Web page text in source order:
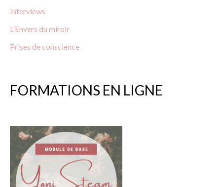
Interviews
L'Envers du miroir
Prises deconscience
FORMATIONS EN LIGNE